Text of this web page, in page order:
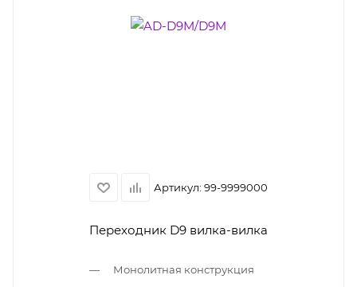
Артикул: 99-9999000
Переходник D9 вилка-вилка
Монолитная конструкция